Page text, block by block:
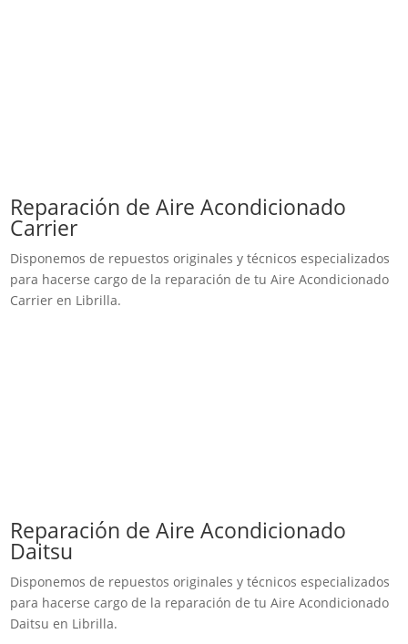
Reparación de Aire Acondicionado
Carrier
Disponemos de repuestos originales y técnicos especializados
para hacerse cargo de la reparación de tu Aire Acondicionado
Carrier en Librilla.
Reparación de Aire Acondicionado
Daitsu
Disponemos de repuestos originales y técnicos especializados
para hacerse cargo de la reparación de tu Aire Acondicionado
Daitsu en Librilla.